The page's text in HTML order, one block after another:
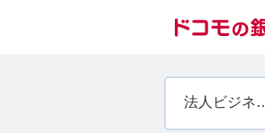
法人ビジ